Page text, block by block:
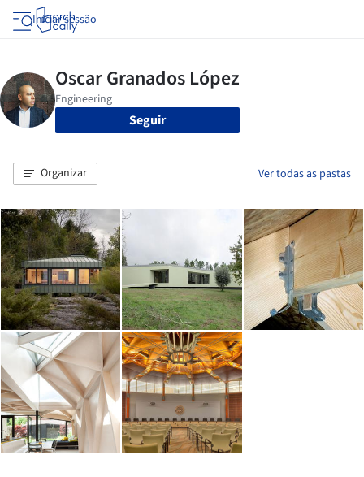
Iniciar sessão
Seguir
Organizar Ver todas as pastas